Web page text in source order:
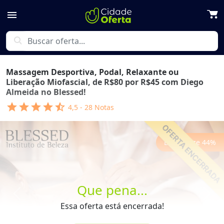
menu
search
Que pena...
Essa oferta está encerrada!
Massagem Desportiva, Podal, Relaxante ou
Liberação Miofascial, de R$80 por R$45 com Diego
Almeida no Blessed!
starstarstarstarstar_half 4,5 - 28 Notas
Economize 44%